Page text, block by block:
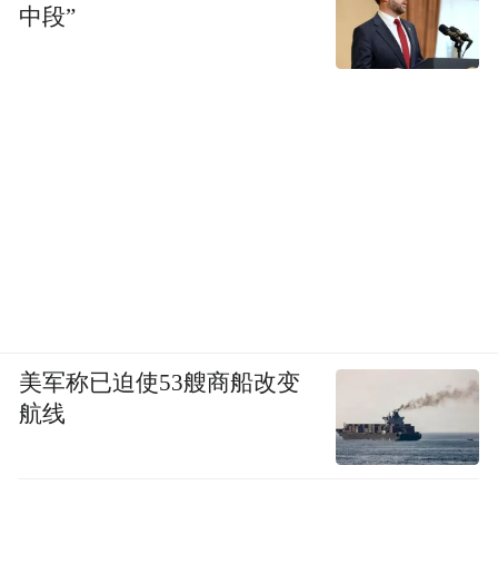
中段”
美军称已迫使53艘商船改变
航线